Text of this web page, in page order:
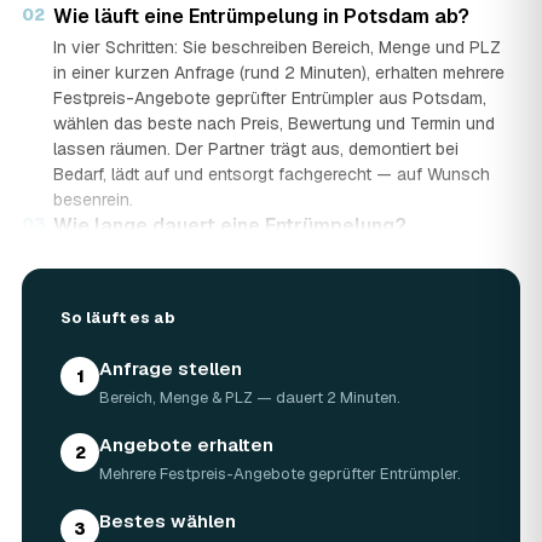
02 Wie läuft eine Entrümpelung in Potsdam ab?
In vier Schritten: Sie beschreiben Bereich, Menge und PLZ
in einer kurzen Anfrage (rund 2 Minuten), erhalten mehrere
Festpreis-Angebote geprüfter Entrümpler aus Potsdam,
wählen das beste nach Preis, Bewertung und Termin und
lassen räumen. Der Partner trägt aus, demontiert bei
Bedarf, lädt auf und entsorgt fachgerecht — auf Wunsch
besenrein.
Wie lange dauert eine Entrümpelung?
eine komplette Wohnung oder ein Haus in Potsdam kann
schon innerhalb weniger Tage, bei akuten Fällen wie einer
Messie-Wohnung auch kurzfristig.
Welche Gegenstände werden bei der
Entrümpelung entsorgt?
Mitgenommen wird praktisch der gesamte Hausrat: Möbel,
sowie Keller- und Dachbodengerümpel. Sondermüll und
So läuft es ab
1 Anfrage stellen
Bereich, Menge & PLZ — dauert 2 Minuten.
2 Angebote erhalten
Mehrere Festpreis-Angebote geprüfter Entrümpler.
3 Bestes wählen